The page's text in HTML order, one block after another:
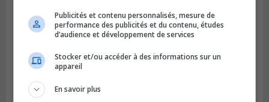
Publié le 2 août 2026 à 08h06
La Fête des parcs est de retour à Saint-
Bruno
Publicités et contenu personnalisés, mesure de
performance des publicités et du contenu, études
d’audience et développement de services
Stocker et/ou accéder à des informations sur un
appareil
En savoir plus